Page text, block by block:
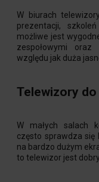
W biurach
prezentacji,
możliwe jest
zespołowymi
względu jak duża
Telewizory
W małych salach
często sprawdza się
na bardzo dużym
to telewizor jest